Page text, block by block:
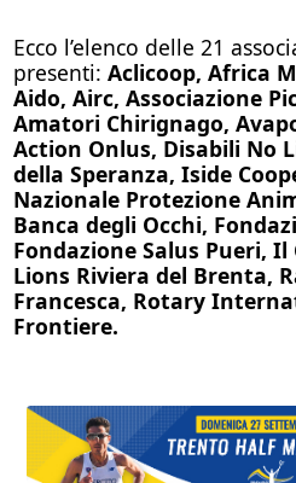
Ecco l’elenco delle 21
presenti: Aclicoop, Africa
Aido, Airc, Associazione
Amatori Chirignago,
Action Onlus, Disabili No
della Speranza, Iside
Nazionale Protezione
Banca degli Occhi,
Fondazione Salus Pueri, Il
Lions Riviera del Brenta,
Francesca, Rotary
Frontiere.